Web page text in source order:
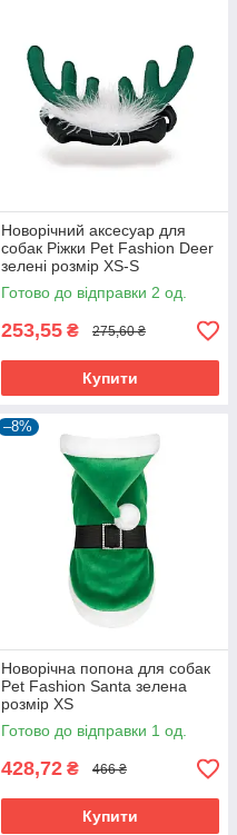
Новорічний аксесуар для
собак Ріжки Pet Fashion Deer
зелені розмір XS-S
Готово до відправки 2 од.
253,55 ₴ 275,60 ₴
Купити
–8%
Новорічна попона для собак
Pet Fashion Santa зелена
розмір XS
Готово до відправки 1 од.
428,72 ₴ 466 ₴
Купити